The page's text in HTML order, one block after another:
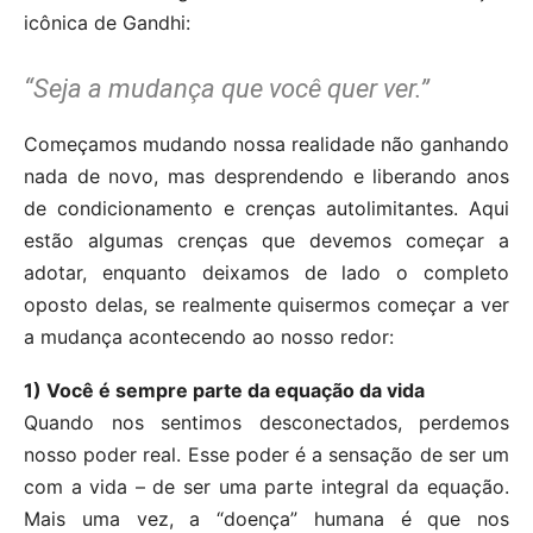
icônica de Gandhi:
“Seja a mudança que você quer ver.”
Começamos mudando nossa realidade não ganhando
nada de novo, mas desprendendo e liberando anos
de condicionamento e crenças autolimitantes. Aqui
estão algumas crenças que devemos começar a
adotar, enquanto deixamos de lado o completo
oposto delas, se realmente quisermos começar a ver
a mudança acontecendo ao nosso redor:
1) Você é sempre parte da equação da vida
Quando nos sentimos desconectados, perdemos
nosso poder real. Esse poder é a sensação de ser um
com a vida – de ser uma parte integral da equação.
Mais uma vez, a “doença” humana é que nos